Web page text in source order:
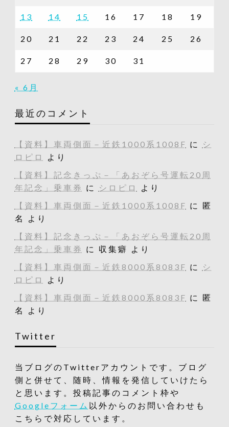
13 14 15 16 17 18 19
20 21 22 23 24 25 26
27 28 29 30 31
« 6月
最近のコメント
【資料】車両側面－近鉄1000系1008F に
シ
ロピロ
より
【資料】記念きっぷ－「あおぞら号運転20周
年記念」乗車券 に シロピロ
より
【資料】車両側面－近鉄1000系1008F に 匿
名
より
【資料】記念きっぷ－「あおぞら号運転20周
年記念」乗車券 に 収集癖
より
【資料】車両側面－近鉄8000系8083F に
シ
ロピロ
より
【資料】車両側面－近鉄8000系8083F に 匿
名
より
Twitter
当ブログのTwitterアカウントです。ブログ
側と併せて、随時、情報を発信していけたら
と思います。投稿記事のコメント枠や
Googleフォーム 以外からのお問い合わせも
こちらで対応しています。